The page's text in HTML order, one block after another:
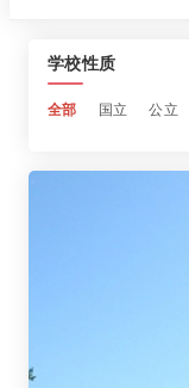
学校性质
全部 国立 公立